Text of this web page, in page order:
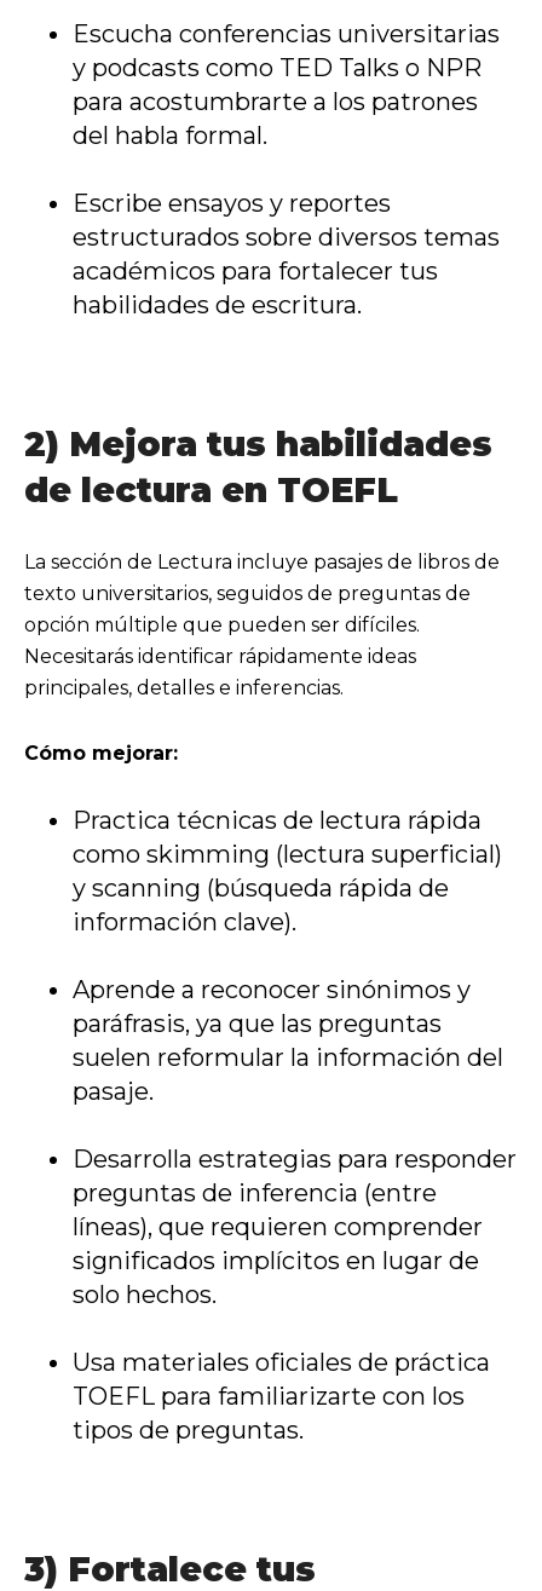
Escucha conferencias universitarias
y podcasts como TED Talks o NPR
para acostumbrarte a los patrones
del habla formal.
Escribe ensayos y reportes
estructurados sobre diversos temas
académicos para fortalecer tus
habilidades de escritura.
2) Mejora tus habilidades
de lectura en TOEFL
La sección de Lectura incluye pasajes de libros de
texto universitarios, seguidos de preguntas de
opción múltiple que pueden ser difíciles.
Necesitarás identificar rápidamente ideas
principales, detalles e inferencias.
Cómo mejorar:
Practica técnicas de lectura rápida
como skimming (lectura superficial)
y scanning (búsqueda rápida de
información clave).
Aprende a reconocer sinónimos y
paráfrasis, ya que las preguntas
suelen reformular la información del
pasaje.
Desarrolla estrategias para responder
preguntas de inferencia (entre
líneas), que requieren comprender
significados implícitos en lugar de
solo hechos.
Usa materiales oficiales de práctica
TOEFL para familiarizarte con los
tipos de preguntas.
3) Fortalece tus